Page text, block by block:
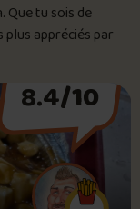
POUTZ sur la carte
d’Olivier Primeau
tu ta poutine?
Que tu sois de
appréciés par
8.4/10